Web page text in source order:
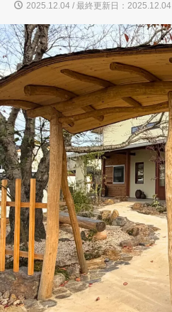
2025.12.04 / 最終更新日：2025.12.04